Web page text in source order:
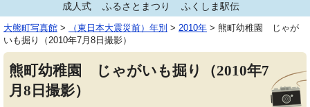
成人式 ふるさとまつり ふくしま駅伝
大熊町写真館 > （東日本大震災前）年別 > 2010年 > 熊町幼稚園 じゃが
いも掘り（2010年7月8日撮影）
熊町幼稚園 じゃがいも掘り（2010年7
月8日撮影）